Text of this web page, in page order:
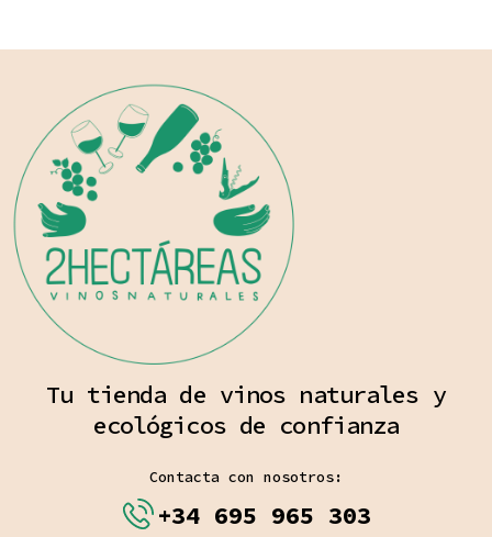
Tu tienda de vinos naturales y
ecológicos de confianza
Contacta con nosotros:
+34 695 965 303